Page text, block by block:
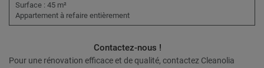
Surface : 45 m²
Appartement à refaire entièrement
Contactez-nous !
Pour une rénovation efficace et de qualité, contactez Cleanolia